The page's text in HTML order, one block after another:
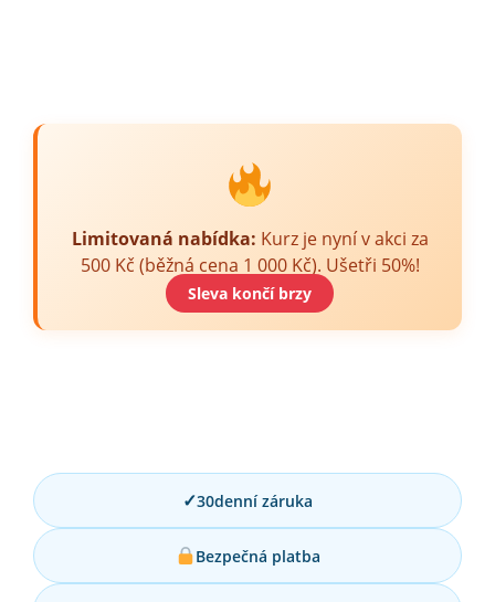
Limitovaná nabídka: Kurz je nyní v akci za
500 Kč (běžná cena 1 000 Kč). Ušetři 50%!
Sleva končí brzy
✓30denní záruka
Bezpečná platba